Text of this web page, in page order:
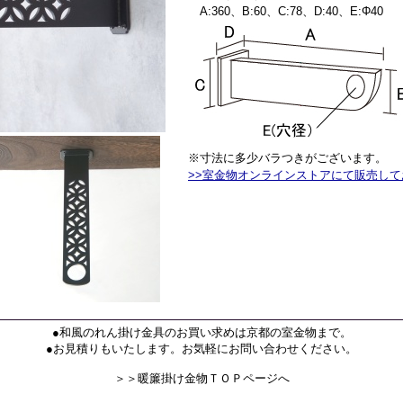
A:360、B:60、C:78、D:40、E:Φ40
※寸法に多少バラつきがございます。
>>室金物オンラインストアにて販売して
●和風のれん掛け金具のお買い求めは京都の室金物まで。
●お見積りもいたします。お気軽にお問い合わせください。
＞＞暖簾掛け金物ＴＯＰページへ